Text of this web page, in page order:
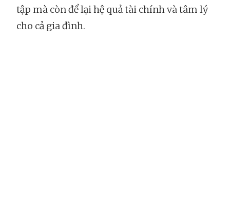
tập mà còn để lại hệ quả tài chính và tâm lý
cho cả gia đình.